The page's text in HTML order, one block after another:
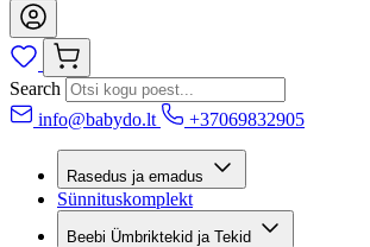
Search
info@babydo.lt
+37069832905
Rasedus ja emadus
Sünnituskomplekt
Beebi Ümbriktekid ja Tekid